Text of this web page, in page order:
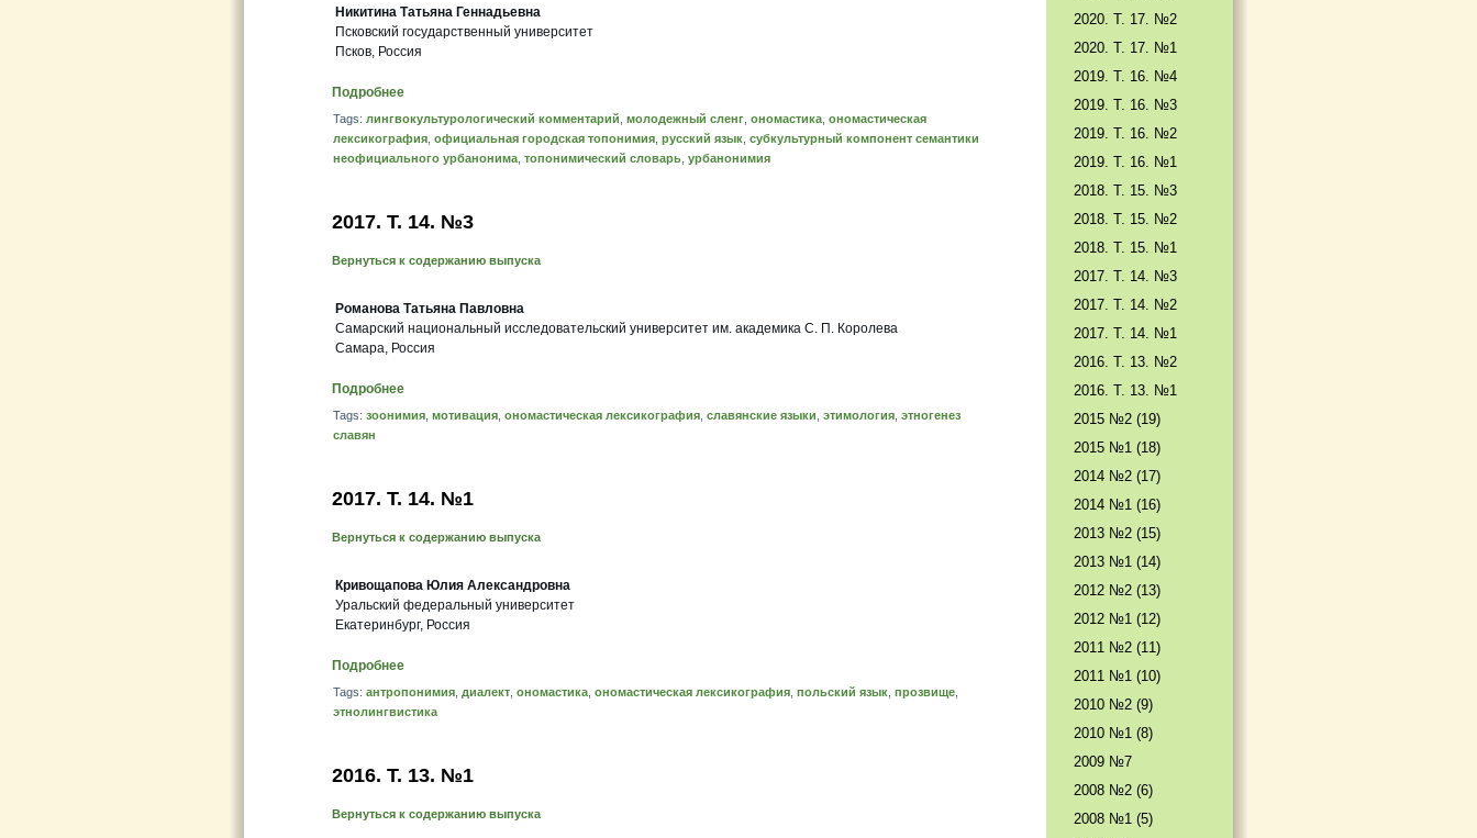
Никитина Татьяна Геннадьевна
Псковский государственный университет
Псков, Россия
Подробнее
Tags: лингвокультурологический комментарий молодежный сленг ономастика ономастическая
лексикография официальная городская топонимия русский язык субкультурный компонент семантики
неофициального урбанонима топонимический словарь урбанонимия
2017. T. 14. №3
Вернуться к содержанию выпуска
Романова Татьяна Павловна
Самарский национальный исследовательский университет им. академика С. П. Королева
Самара, Россия
Подробнее
Tags: зоонимия мотивация ономастическая лексикография славянские языки этимология этногенез
славян
2017. T. 14. №1
Вернуться к содержанию выпуска
Кривощапова Юлия Александровна
Уральский федеральный университет
Екатеринбург, Россия
Подробнее
Tags: антропонимия диалект ономастика ономастическая лексикография польский язык прозвище
этнолингвистика
2016. T. 13. №1
Вернуться к содержанию выпуска
2020. Т. 17. №2
2020. Т. 17. №1
2019. Т. 16. №4
2019. Т. 16. №3
2019. Т. 16. №2
2019. Т. 16. №1
2018. Т. 15. №3
2018. Т. 15. №2
2018. Т. 15. №1
2017. T. 14. №3
2017. T. 14. №2
2017. T. 14. №1
2016. T. 13. №2
2016. T. 13. №1
2015 №2 (19)
2015 №1 (18)
2014 №2 (17)
2014 №1 (16)
2013 №2 (15)
2013 №1 (14)
2012 №2 (13)
2012 №1 (12)
2011 №2 (11)
2011 №1 (10)
2010 №2 (9)
2010 №1 (8)
2009 №7
2008 №2 (6)
2008 №1 (5)